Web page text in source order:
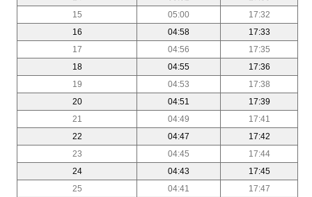
15
05:00
17:32
16
04:58
17:33
17
04:56
17:35
18
04:55
17:36
19
04:53
17:38
20
04:51
17:39
21
04:49
17:41
22
04:47
17:42
23
04:45
17:44
24
04:43
17:45
25
04:41
17:47